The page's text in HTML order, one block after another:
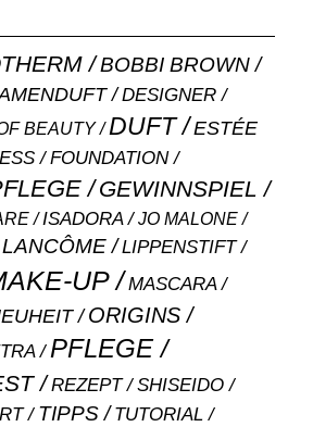
BOBBI BROWN
DESIGNER
BEAUTY DUFT
ESTÉE
FOUNDATION
GEWINNSPIEL
ISADORA JO MALONE
LANCÔME LIPPENSTIFT
UP MASCARA
ORIGINS
PFLEGE
REZEPT SHISEIDO
TIPPS TUTORIAL